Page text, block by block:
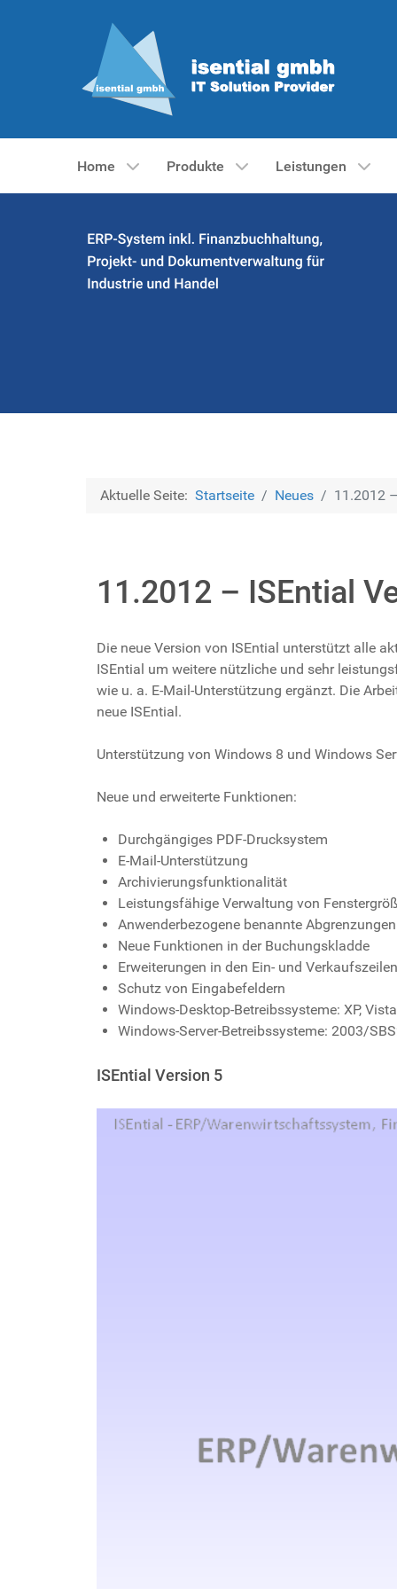
Home Produkte Leistungen
Aktuelle Seite: Startseite Neues 11.2012
11.2012 – ISEntial
Die neue Version von ISEntial unterstützt alle
ISEntial um weitere nützliche und sehr
wie u. a. E-Mail-Unterstützung ergänzt. Die
neue ISEntial.
Unterstützung von Windows 8 und Windows
Neue und erweiterte Funktionen:
Durchgängiges PDF-Drucksystem
E-Mail-Unterstützung
Archivierungsfunktionalität
Leistungsfähige Verwaltung von
Anwenderbezogene benannte Abgrenzungen
Neue Funktionen in der Buchungskladde
Erweiterungen in den Ein- und Verkaufszeilen
Schutz von Eingabefeldern
Windows-Desktop-Betreibssysteme: XP,
Windows-Server-Betreibssysteme: 2003/
ISEntial Version 5